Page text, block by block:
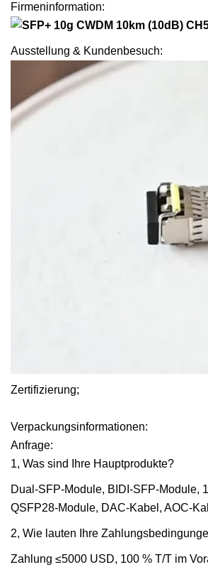
Firmeninformation:
Ausstellung & Kundenbesuch:
Zertifizierung;
Verpackungsinformationen:
Anfrage:
1, Was sind Ihre Hauptprodukte?
Dual-SFP-Module, BIDI-SFP-Module,
QSFP28-Module, DAC-Kabel, AOC-
2, Wie lauten Ihre
Zahlung ≤5000 USD, 100 % T/T im